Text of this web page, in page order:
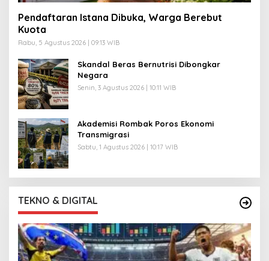
Pendaftaran Istana Dibuka, Warga Berebut
Kuota
Rabu, 5 Agustus 2026 | 09:13 WIB
Skandal Beras Bernutrisi Dibongkar
Negara
Senin, 3 Agustus 2026 | 10:11 WIB
Akademisi Rombak Poros Ekonomi
Transmigrasi
Sabtu, 1 Agustus 2026 | 10:17 WIB
TEKNO & DIGITAL